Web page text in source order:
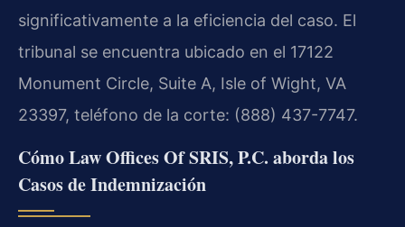
significativamente a la eficiencia del caso. El
tribunal se encuentra ubicado en el 17122
Monument Circle, Suite A, Isle of Wight, VA
23397, teléfono de la corte: (888) 437-7747.
Cómo Law Offices Of SRIS, P.C. aborda los
Casos de Indemnización